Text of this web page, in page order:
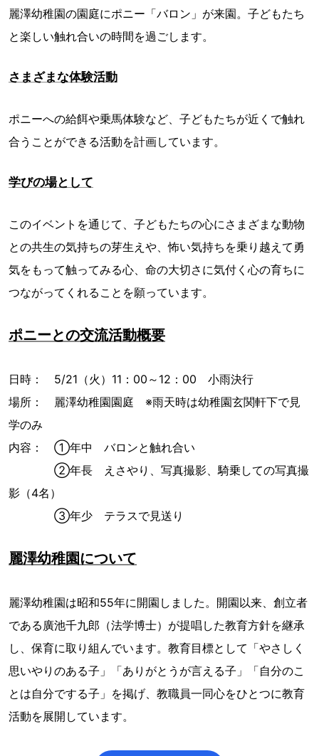
麗澤幼稚園の園庭にポニー「バロン」が来園。子どもたち
と楽しい触れ合いの時間を過ごします。
さまざまな体験活動
ポニーへの給餌や乗馬体験など、子どもたちが近くで触れ
合うことができる活動を計画しています。
学びの場として
このイベントを通じて、子どもたちの心にさまざまな動物
との共生の気持ちの芽生えや、怖い気持ちを乗り越えて勇
気をもって触ってみる心、命の大切さに気付く心の育ちに
つながってくれることを願っています。
ポニーとの交流活動概要
日時： 5/21（火）11：00～12：00 小雨決行
場所： 麗澤幼稚園園庭 ※雨天時は幼稚園玄関軒下で見
学のみ
内容： ①年中 バロンと触れ合い
②年長 えさやり、写真撮影、騎乗しての写真撮
影（4名）
③年少 テラスで見送り
麗澤幼稚園について
麗澤幼稚園は昭和55年に開園しました。開園以来、創立者
である廣池千九郎（法学博士）が提唱した教育方針を継承
し、保育に取り組んでいます。教育目標として「やさしく
思いやりのある子」「ありがとうが言える子」「自分のこ
とは自分でする子」を掲げ、教職員一同心をひとつに教育
活動を展開しています。